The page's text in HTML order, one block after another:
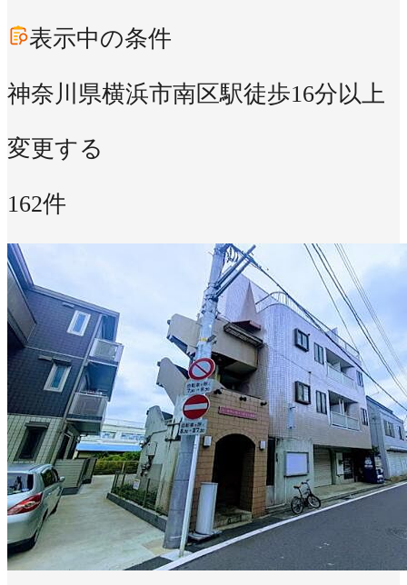
表示中の条件
神奈川県横浜市南区駅徒歩16分以上
変更する
162件